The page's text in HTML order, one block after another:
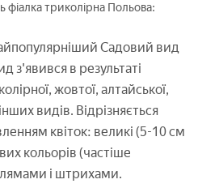
фіалка триколірна Польова:
Садовий вид
з'явився в результаті
жовтої, алтайської,
видів. Відрізняється
квіток: великі (5-10 см
кольорів (частіше
і штрихами.